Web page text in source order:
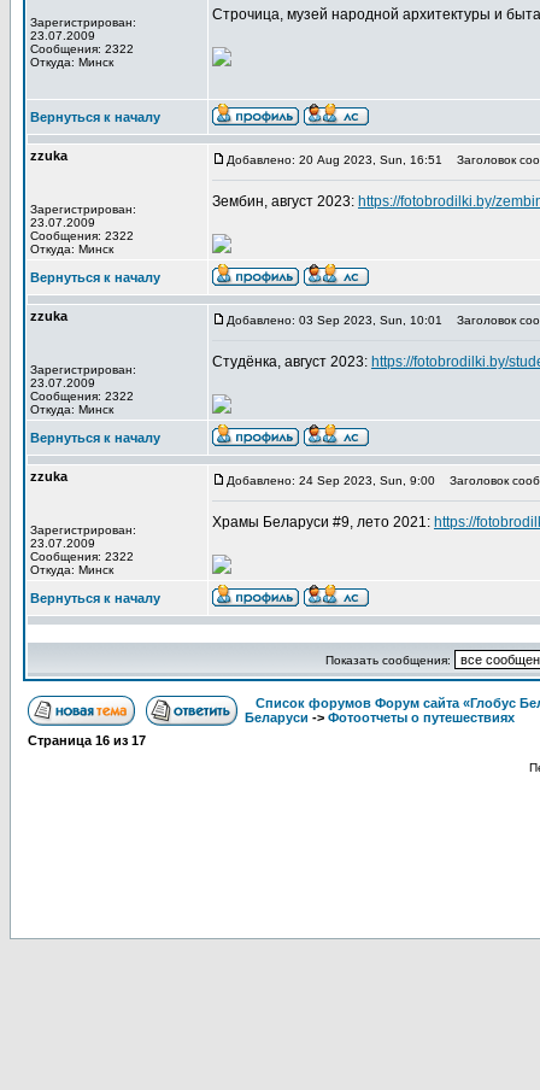
Зарегистрирован:
23.07.2009
Сообщения: 2322
Откуда: Минск
Строчица, музей народной архитектуры и
Вернуться к началу
zzuka
Зарегистрирован:
23.07.2009
Сообщения: 2322
Откуда: Минск
Добавлено: 20 Aug 2023, Sun, 16:51 Заголовок
Зембин, август 2023: https://fotobrodilki.by/
Вернуться к началу
zzuka
Зарегистрирован:
23.07.2009
Сообщения: 2322
Откуда: Минск
Добавлено: 03 Sep 2023, Sun, 10:01 Заголовок
Студёнка, август 2023: https://fotobrodilki.by/
Вернуться к началу
zzuka
Зарегистрирован:
23.07.2009
Сообщения: 2322
Откуда: Минск
Добавлено: 24 Sep 2023, Sun, 9:00 Заголовок
Храмы Беларуси #9, лето 2021: https://
Вернуться к началу
Показать сообщения:
Список форумов Форум сайта «Глобус
Беларуси -> Фотоотчеты о путешествиях
Страница 16 из 17